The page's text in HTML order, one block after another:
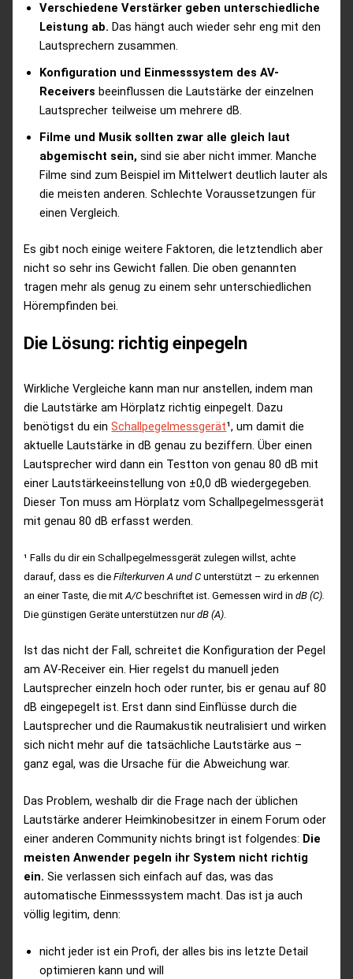
Verschiedene Verstärker geben unterschiedliche
Leistung ab. Das hängt auch wieder sehr eng mit den
Lautsprechern zusammen.
Konfiguration und Einmesssystem des AV-
Receivers beeinflussen die Lautstärke der einzelnen
Lautsprecher teilweise um mehrere dB.
Filme und Musik sollten zwar alle gleich laut
abgemischt sein, sind sie aber nicht immer. Manche
Filme sind zum Beispiel im Mittelwert deutlich lauter als
die meisten anderen. Schlechte Voraussetzungen für
einen Vergleich.
Es gibt noch einige weitere Faktoren, die letztendlich aber
nicht so sehr ins Gewicht fallen. Die oben genannten
tragen mehr als genug zu einem sehr unterschiedlichen
Hörempfinden bei.
Die Lösung: richtig einpegeln
Wirkliche Vergleiche kann man nur anstellen, indem man
die Lautstärke am Hörplatz richtig einpegelt. Dazu
benötigst du einSchallpegelmessgerät¹, um damit die
aktuelle Lautstärke in dB genau zu beziffern. Über einen
Lautsprecher wird dann ein Testton von genau 80 dB mit
einer Lautstärkeeinstellung von ±0,0 dB wiedergegeben.
Dieser Ton muss am Hörplatz vom Schallpegelmessgerät
mit genau 80 dB erfasst werden.
¹ Falls du dir ein Schallpegelmessgerät zulegen willst, achte
darauf, dass es dieFilterkurven A und C unterstützt – zu erkennen
an einer Taste, die mitA/C beschriftet ist. Gemessen wird indB (C).
Die günstigen Geräte unterstützen nurdB (A)
Ist das nicht der Fall, schreitet die Konfiguration der Pegel
am AV-Receiver ein. Hier regelst du manuell jeden
Lautsprecher einzeln hoch oder runter, bis er genau auf 80
dB eingepegelt ist. Erst dann sind Einflüsse durch die
Lautsprecher und die Raumakustik neutralisiert und wirken
sich nicht mehr auf die tatsächliche Lautstärke aus –
ganz egal, was die Ursache für die Abweichung war.
Das Problem, weshalb dir die Frage nach der üblichen
Lautstärke anderer Heimkinobesitzer in einem Forum oder
einer anderen Community nichts bringt ist folgendes: Die
meisten Anwender pegeln ihr System nicht richtig
ein. Sie verlassen sich einfach auf das, was das
automatische Einmesssystem macht. Das ist ja auch
völlig legitim, denn:
nicht jeder ist ein Profi, der alles bis ins letzte Detail
optimieren kann und will